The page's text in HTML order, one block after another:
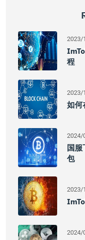
2023/
程
2023/
如何
2024/
国
包
2023/
2024/